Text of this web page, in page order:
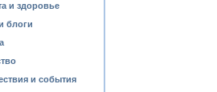
и здоровье
блоги
и события